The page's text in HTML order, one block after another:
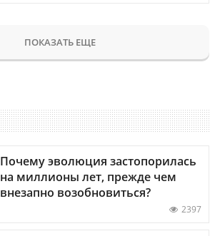
ПОКАЗАТЬ ЕЩЕ
Почему эволюция застопорилась
на миллионы лет, прежде чем
внезапно возобновиться?
2397